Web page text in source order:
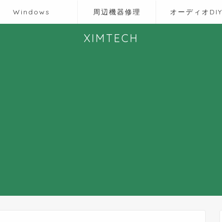
Windows 周辺機器修理 オーディオDIY
XIMTECH